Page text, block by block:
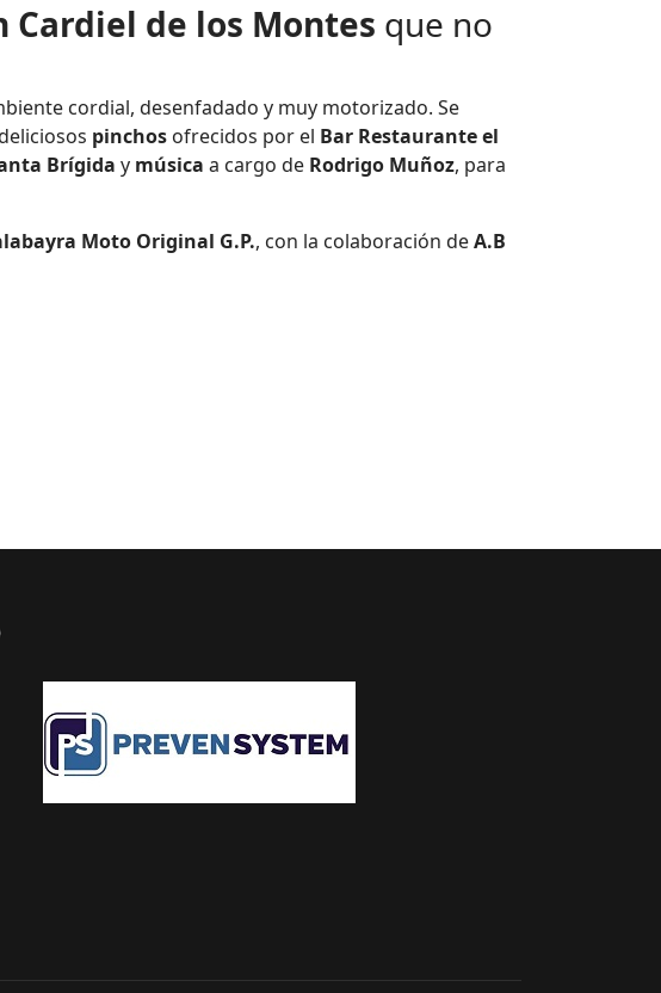
Cardiel de los Montes que no
cordial, desenfadado y muy motorizado. Se
pinchos ofrecidos por el Bar Restaurante el
Brígida y música a cargo de Rodrigo Muñoz, para
Moto Original G.P., con la colaboración deA.B